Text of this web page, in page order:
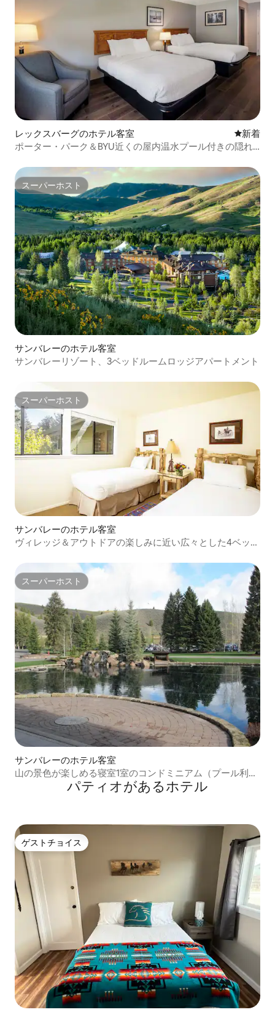
レックスバーグのホテル客室 新しい宿
新着
ポーター・パーク＆BYU近くの屋内温水プール付きの隠れ
スーパーホスト
スーパーホスト
サンバレーのホテル客室
サンバレーリゾート、3ベッドルームロッジアパートメント
スーパーホスト
スーパーホスト
サンバレーのホテル客室
ヴィレッジ＆アウトドアの楽しみに近い広々とした4ベッド
スーパーホスト
スーパーホスト
サンバレーのホテル客室
山の景色が楽しめる寝室1室のコンドミニアム（プール利用
パティオがあるホ⁠テ⁠ル
ゲストチョイス
ゲストチョイス